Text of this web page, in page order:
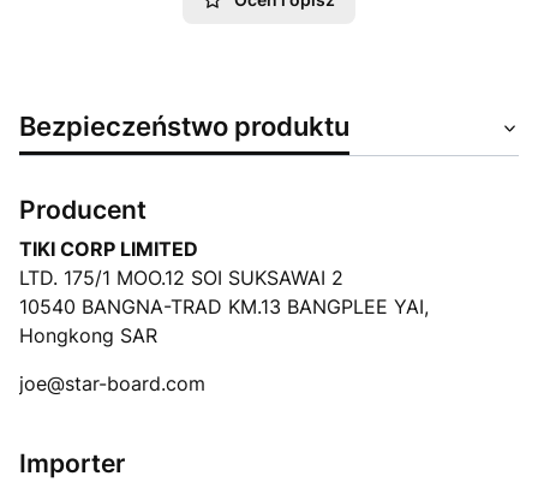
Bezpieczeństwo produktu
Producent
TIKI CORP LIMITED
LTD. 175/1 MOO.12 SOI SUKSAWAI 2
10540 BANGNA-TRAD KM.13 BANGPLEE YAI,
Hongkong SAR
joe@star-board.com
Importer